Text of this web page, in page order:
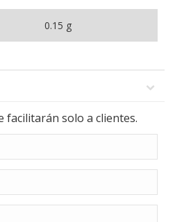
0.15 g
facilitarán solo a clientes.